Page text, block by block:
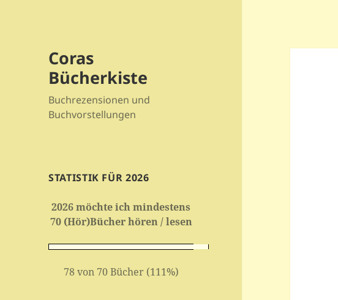
Coras
Bücherkiste
Buchrezensionen und
Buchvorstellungen
STATISTIK FÜR 2026
2026 möchte ich mindestens
70 (Hör)Bücher hören / lesen
78 von 70 Bücher (111%)